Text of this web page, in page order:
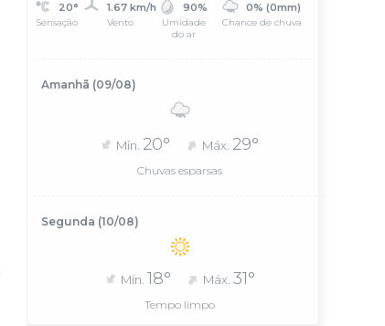
20°
Sensação
1.67 km/h
Vento
90%
Umidade
do ar
0% (0mm)
Chance de chuva
Amanhã (09/08)
Mín. 20° Máx. 29°
Chuvas esparsas
Segunda (10/08)
Mín. 18° Máx. 31°
Tempo limpo